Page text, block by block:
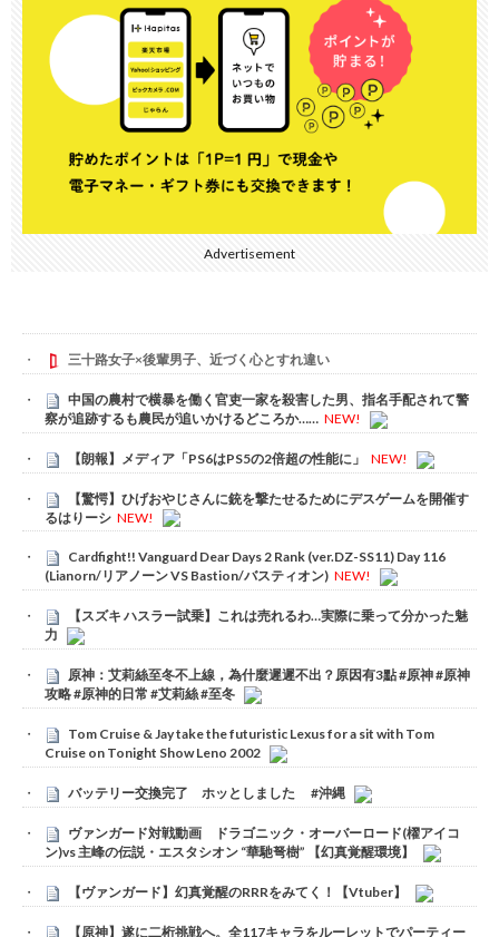
Advertisement
三十路女子×後輩男子、近づく心とすれ違い
中国の農村で横暴を働く官吏一家を殺害した男、指名手配されて警
察が追跡するも農民が追いかけるどころか…… NEW!
【朗報】メディア「PS6はPS5の2倍超の性能に」 NEW!
【驚愕】ひげおやじさんに銃を撃たせるためにデスゲームを開催す
るはりーシ NEW!
Cardfight!! Vanguard Dear Days 2 Rank (ver.DZ-SS11) Day 116
(Lianorn/リアノーン VS Bastion/バスティオン) NEW!
【スズキ ハスラー試乗】これは売れるわ…実際に乗って分かった魅
力
原神：艾莉絲至冬不上線，為什麼遲遲不出？原因有3點 #原神 #原神
攻略 #原神的日常 #艾莉絲 #至冬
Tom Cruise & Jay take the futuristic Lexus for a sit with Tom
Cruise on Tonight Show Leno 2002
バッテリー交換完了 ホッとしました #沖縄
ヴァンガード対戦動画 ドラゴニック・オーバーロード(櫂アイコ
ン)vs 主峰の伝説・エスタシオン “華馳弩樹” 【幻真覚醒環境】
【ヴァンガード】幻真覚醒のRRRをみてく！【Vtuber】
【原神】遂に二桁挑戦へ。全117キャラをルーレットでパーティー